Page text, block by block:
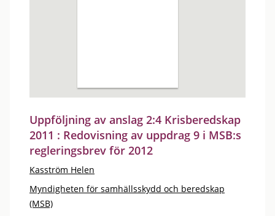
Uppföljning av anslag 2:4 Krisberedskap
2011 : Redovisning av uppdrag 9 i MSB:s
regleringsbrev för 2012
Kasström Helen
Myndigheten för samhällsskydd och beredskap
(MSB)